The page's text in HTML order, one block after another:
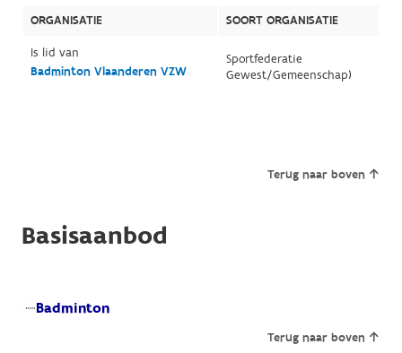
ORGANISATIE
SOORT ORGANISATIE
Is lid van
Badminton Vlaanderen VZW
Sportfederatie
Gewest/Gemeenschap)
Terug naar boven
Basisaanbod
Badminton
Terug naar boven